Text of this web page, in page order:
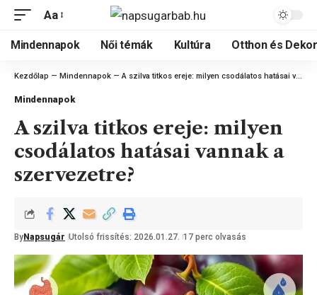
Aa
Mindennapok Női témák Kultúra Otthon és
Kezdőlap — Mindennapok —A szilva titkos ereje: milyen csodálatos hatásai vannak a szervezetre?
Mindennapok
A szilva titkos ereje: milyen
csodálatos hatásai vannak a
szervezetre?
By Napsugár Utolsó frissítés: 2026.01.27. 17 perc olvasás